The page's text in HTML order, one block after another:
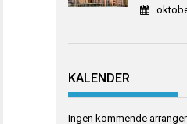
KALENDER
Ingen kommende